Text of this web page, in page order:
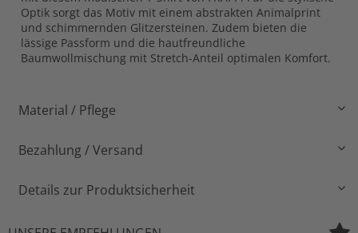
Optik sorgt das Motiv mit einem abstrakten Animalprint
und schimmernden Glitzersteinen. Zudem bieten die
lässige Passform und die hautfreundliche
Baumwollmischung mit Stretch-Anteil optimalen Komfort.
Material / Pflege
Bezahlung / Versand
Details zur Produktsicherheit